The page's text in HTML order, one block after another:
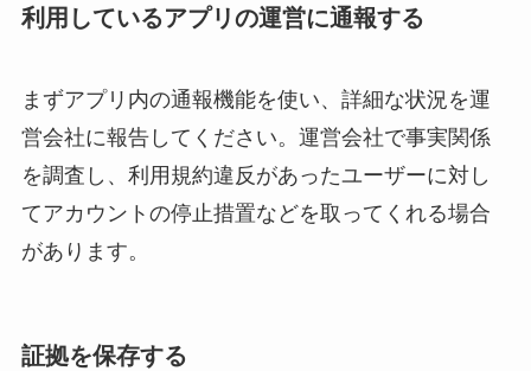
利用しているアプリの運営に通報する
まずアプリ内の通報機能を使い、詳細な状況を運
営会社に報告してください。運営会社で事実関係
を調査し、利用規約違反があったユーザーに対し
てアカウントの停止措置などを取ってくれる場合
があります。
証拠を保存する